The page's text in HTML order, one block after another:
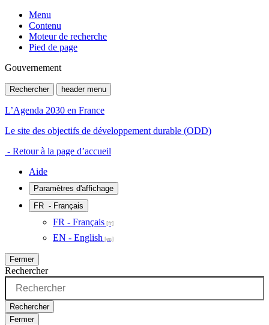
Menu
Contenu
Moteur de recherche
Pied de page
Gouvernement
Rechercher header menu
L’Agenda 2030 en France
Le site des objectifs de développement durable (ODD)
- Retour à la page d’accueil
Aide
Paramètres d'affichage
FR - Français
FR - Français
EN - English
Fermer
Rechercher
Rechercher
Fermer